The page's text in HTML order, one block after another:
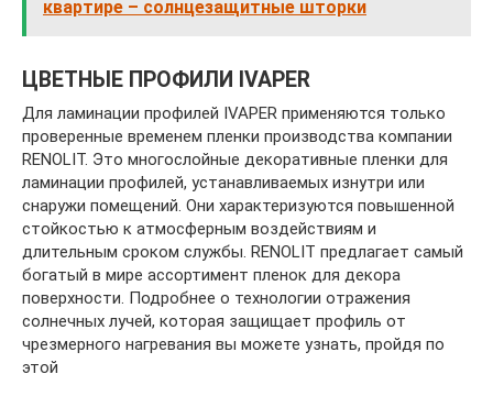
квартире – солнцезащитные шторки
ЦВЕТНЫЕ ПРОФИЛИ IVAPER
Для ламинации профилей IVAPER применяются только
проверенные временем пленки производства компании
RENOLIT. Это многослойные декоративные пленки для
ламинации профилей, устанавливаемых изнутри или
снаружи помещений. Они характеризуются повышенной
стойкостью к атмосферным воздействиям и
длительным сроком службы. RENOLIT предлагает самый
богатый в мире ассортимент пленок для декора
поверхности. Подробнее о технологии отражения
солнечных лучей, которая защищает профиль от
чрезмерного нагревания вы можете узнать, пройдя по
этой